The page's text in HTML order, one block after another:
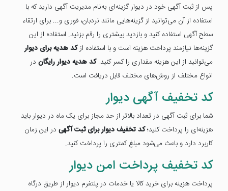
پس از ثبت آگهی خود در دیوار گزینه‌ای به‌نام مدیریت آگهی دارید که با
استفاده از آن می‌توانید از گزینه‌هایی مانند نردبان، فوری و... برای ارتقاء
سطح آگهی استفاده کنید و بازدید بیشتری را رقم بزنید. استفاده از این
گزینه‌ها نیازمند پرداخت هزینه است و با استفاده ازکد هدیه برای دیوار
می‌توانید از این هزینه مقداری را کسر کنید.کد هدیه دیوار رایگان در
انواع مختلف از روش‌های مختلف قابل دریافت است.
کد تخفیف آگهی دیوار
شما برای ثبت آگهی در تعداد بالاتر از حد مجاز برای یک ماه در دیوار باید
هزینه‌ای را پرداخت کنید؛کد تخفیف دیوار برای ثبت آگهی در این زمان
کاربرد دارد و باعث می‌شود مبلغ کمتری را پرداخت کنید.
کد تخفیف پرداخت امن دیوار
پرداخت هزینه برای خرید کالا یا خدمات در پلتفرم دیوار از طریق درگاه